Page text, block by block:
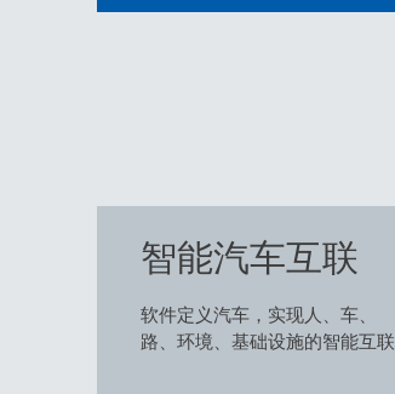
智能汽车互联
软件定义汽车，实现人、车、
路、环境、基础设施的智能互联